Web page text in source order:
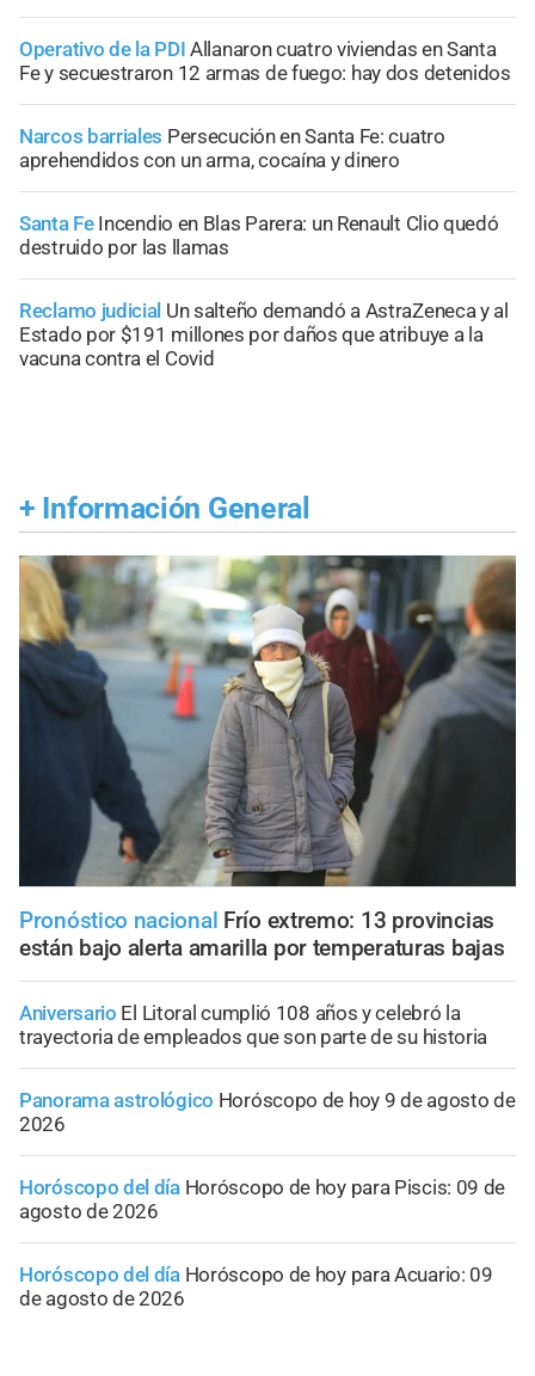
Operativo de la PDI Allanaron cuatro viviendas en Santa
Fe y secuestraron 12 armas de fuego: hay dos detenidos
Narcos barriales Persecución en Santa Fe: cuatro
aprehendidos con un arma, cocaína y dinero
Santa Fe Incendio en Blas Parera: un Renault Clio quedó
destruido por las llamas
Reclamo judicial Un salteño demandó a AstraZeneca y al
Estado por $191 millones por daños que atribuye a la
vacuna contra el Covid
+ Información General
Pronóstico nacional Frío extremo: 13 provincias
están bajo alerta amarilla por temperaturas bajas
Aniversario El Litoral cumplió 108 años y celebró la
trayectoria de empleados que son parte de su historia
Panorama astrológico Horóscopo de hoy 9 de agosto de
2026
Horóscopo del día Horóscopo de hoy para Piscis: 09 de
agosto de 2026
Horóscopo del día Horóscopo de hoy para Acuario: 09
de agosto de 2026